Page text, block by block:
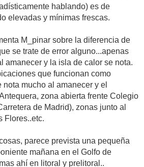
hablando) es de
elevadas y mínimas frescas.
M_pinar sobre la diferencia de
se trate de error alguno...apenas
amanecer y la isla de calor se nota.
que funcionan como
nota mucho al amanecer y el
zona abierta frente Colegio
de Madrid), zonas junto al
Flores..etc.
parece prevista una pequeña
mañana en el Golfo de
ahí en litoral y prelitoral..